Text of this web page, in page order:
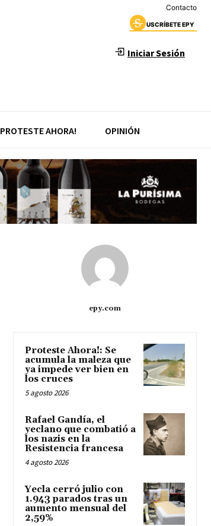
Contacto
USCRÍBETE EPY
Iniciar Sesión
PROTESTE AHORA! OPINIÓN
epy.com
Proteste Ahora!: Se
acumula la maleza que
ya impede ver bien en
los cruces
5 agosto 2026
Rafael Gandía, el
yeclano que combatió a
los nazis en la
Resistencia francesa
4 agosto 2026
Yecla cerró julio con
1.943 parados tras un
aumento mensual del
2,59%